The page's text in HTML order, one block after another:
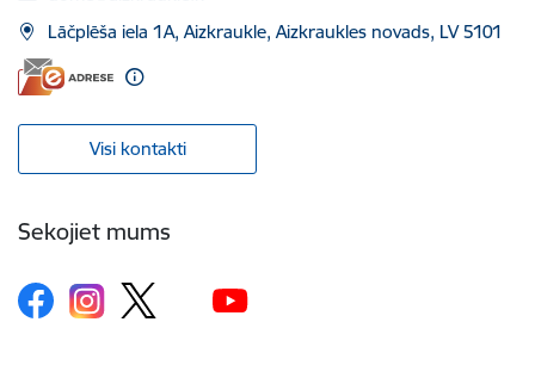
Lāčplēša iela 1A, Aizkraukle, Aizkraukles novads, LV 5101
Visi kontakti
Sekojiet mums